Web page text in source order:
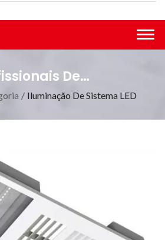
De
Com Painéis De
/ Iluminação De Sistema LED